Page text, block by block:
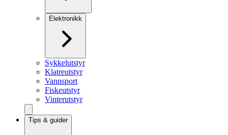
Elektronikk
Sykkelutstyr
Klatreutstyr
Vannsport
Fiskeutstyr
Vinterutstyr
Tips & guider